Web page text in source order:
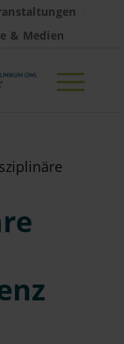
& Medien